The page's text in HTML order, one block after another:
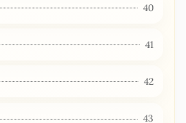
40
41
42
43